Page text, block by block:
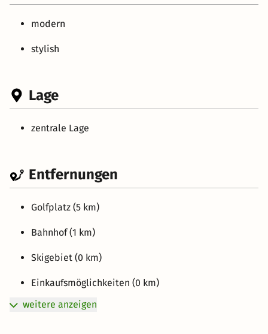
modern
stylish
Lage
zentrale Lage
Entfernungen
Golfplatz (5 km)
Bahnhof (1 km)
Skigebiet (0 km)
Einkaufsmöglichkeiten (0 km)
weitere anzeigen